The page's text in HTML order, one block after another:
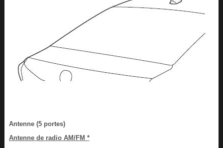
Antenne (5 portes)
Antenne de radio AM/FM *